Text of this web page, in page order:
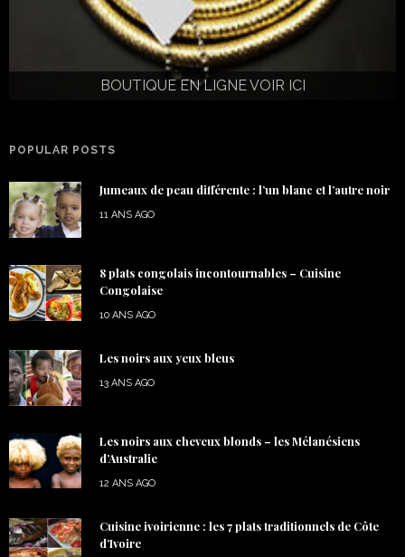
BOUTIQUE EN LIGNE VOIR ICI
POPULAR POSTS
Jumeaux de peau différente : l’un blanc et l’autre noir
11 ANS AGO
8 plats congolais incontournables – Cuisine
Congolaise
10 ANS AGO
Les noirs aux yeux bleus
13 ANS AGO
Les noirs aux cheveux blonds – les Mélanésiens
d’Australie
12 ANS AGO
Cuisine ivoirienne : les 7 plats traditionnels de Côte
d’Ivoire